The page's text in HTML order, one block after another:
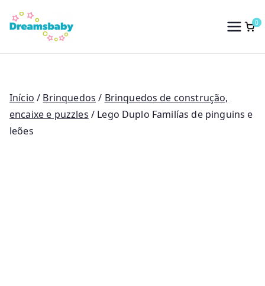
para
conteúdo
Dreams Baby
0
Início / Brinquedos / Brinquedos de construção,
encaixe e puzzles / Lego Duplo Familías de pinguins e
leões